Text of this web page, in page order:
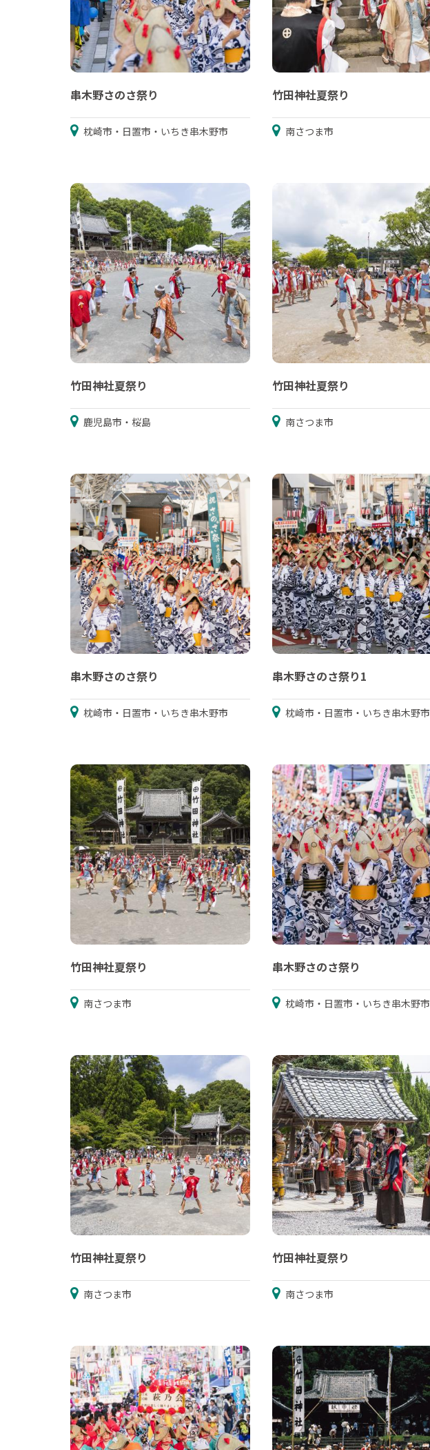
串木野さのさ祭り
枕崎市・日置市・いちき串木野市
竹田神社夏祭り
南さつま市
竹田神社夏祭り
鹿児島市・桜島
竹田神社夏祭り
南さつま市
串木野さのさ祭り
枕崎市・日置市・いちき串木野市
串木野さのさ祭り1
枕崎市・日置市・いちき串木野市
竹田神社夏祭り
南さつま市
串木野さのさ祭り
枕崎市・日置市・いちき串木野市
竹田神社夏祭り
南さつま市
竹田神社夏祭り
南さつま市